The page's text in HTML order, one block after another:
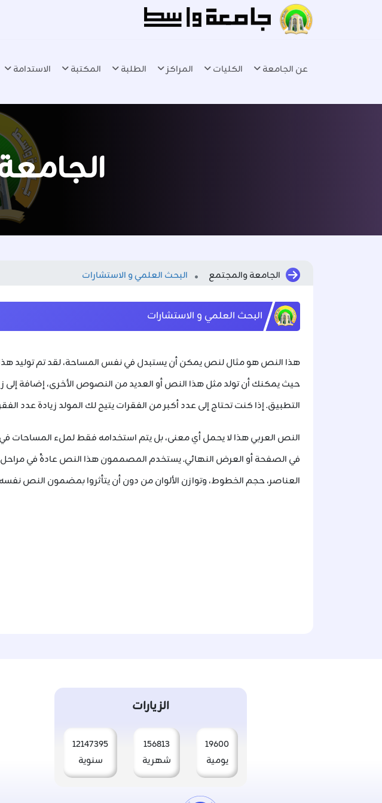
عن الجامعة الكليات المراكز الطلبة المكتبة الاستدامة
الجامعة والمجتمع البحث العلمي و الاستشارات
البحث العلمي و الاستشارات
هذا النص هو مثال لنص يمكن أن يستبدل في نفس المساحة، لقد تم توليد
حيث يمكنك أن تولد مثل هذا النص أو العديد من النصوص الأخرى، إضافة إلى
التطبيق. إذا كنت تحتاج إلى عدد أكبر من الفقرات يتيح لك المولد زيادة عدد
النص العربي هذا لا يحمل أي معنى، بل يتم استخدامه فقط لملء
في الصفحة أو العرض النهائي. يستخدم المصممون هذا النص عادةً في مراحل
العناصر، حجم الخطوط، وتوازن الألوان من دون أن يتأثروا بمضمون النص
الزيارات
19600
يومية
156813
شهرية
12147395
سنوية